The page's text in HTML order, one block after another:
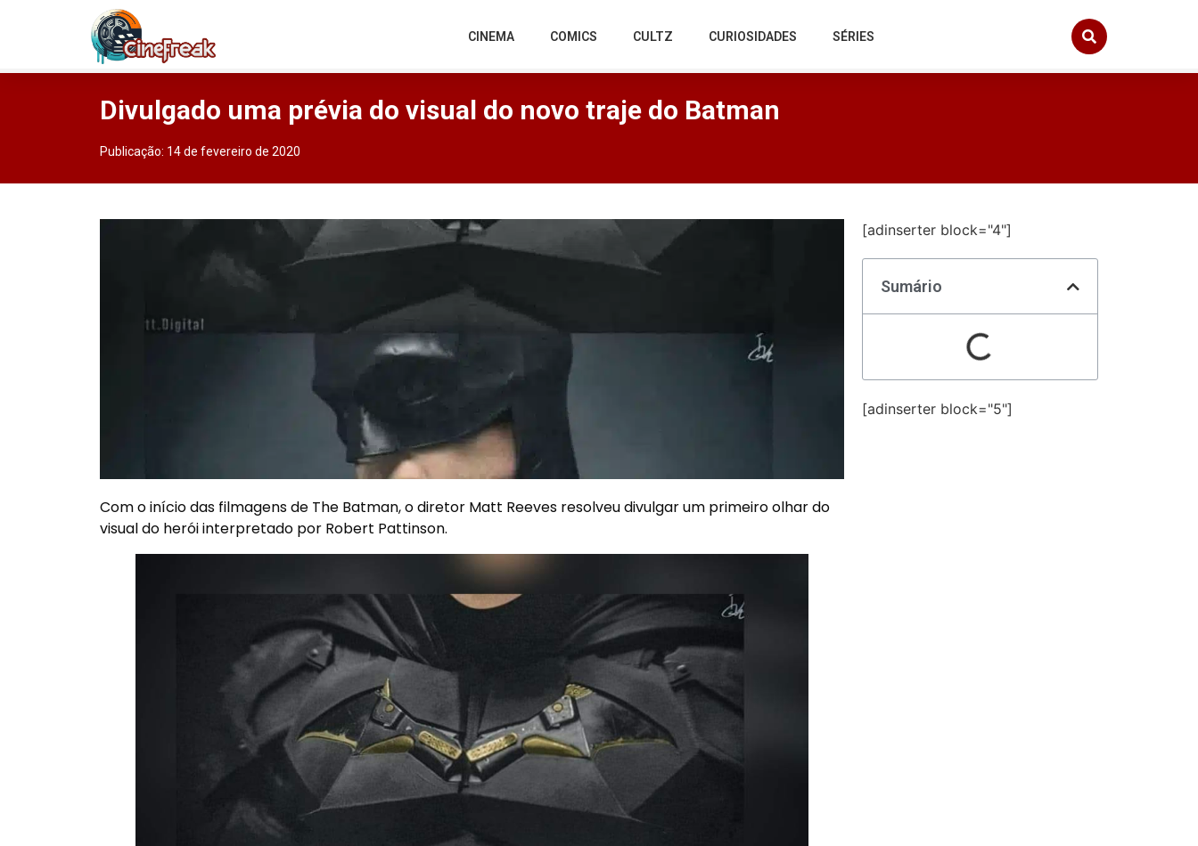
CINEMA COMICS CULTZ CURIOSIDADES SÉRIES
Divulgado uma prévia do visual do novo traje do Batman
Publicação: 14 de fevereiro de 2020
Com o início das filmagens de The Batman, o diretor Matt Reeves resolveu divulgar um primeiro olhar do
visual do herói interpretado por Robert Pattinson.
[adinserter block="4"]
Sumário
[adinserter block="5"]